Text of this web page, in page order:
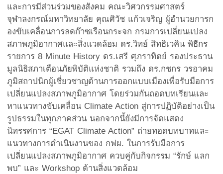
และการมีส่วนร่วมของสังคม คณะวิศวกรรมศาสตร์
จุฬาลงกรณ์มหาวิทยาลัย คุณศิวัช แก้วเจริญ ผู้อำนวยการก
องขับเคลื่อนการลดก๊าซเรือนกระจก กรมการเปลี่ยนแปลง
สภาพภูมิอากาศและสิ่งแวดล้อม ดร.วิทย์ สิทธิเวคิน พิธีกร
รายการ 8 Minute History ดร.เสรี ศุภราทิตย์ รองประธาน
มูลนิธิสภาเตือนภัยพิบัติแห่งชาติ รวมถึง ดร.กชกร วรอาคม
ภูมิสถาปนิกผู้เชี่ยวชาญด้านการออกแบบเมืองเพื่อรับมือการ
เปลี่ยนแปลงสภาพภูมิอากาศ โดยร่วมกันถอดบทเรียนและ
หาแนวทางขับเคลื่อน Climate Action สู่การปฏิบัติอย่างเป็น
รูปธรรมในทุกภาคส่วน นอกจากนี้ยังมีการจัดแสดง
นิทรรศการ “EGAT Climate Action” ถ่ายทอดบทบาทและ
แนวทางการดำเนินงานของ กฟผ. ในการรับมือการ
เปลี่ยนแปลงสภาพภูมิอากาศ ควบคู่กับกิจกรรม “รักษ์ แลก
พบ” และ Workshop ด้านสิ่งแวดล้อม